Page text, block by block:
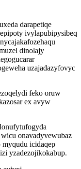
darapetiqe
ivylapubipysibeq
dinolajy
uzajadazyfovyc
feko oruw
ex avyw
onavadyvewubaz
icidaqep
yzadezojikokabup.